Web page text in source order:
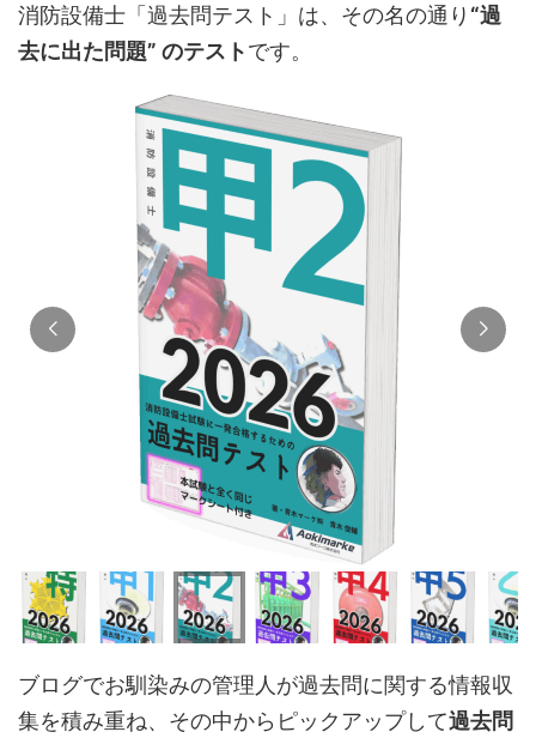
消防設備士「過去問テスト」は、その名の通り “過
去に出た問題” のテストです。
ブログでお馴染みの管理人が過去問に関する情報収
集を積み重ね、その中からピックアップして過去問